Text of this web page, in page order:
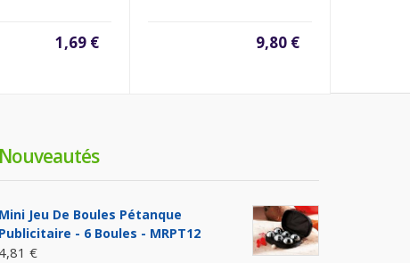
1,69 € 9,80 €
Nouveautés
Mini Jeu De Boules Pétanque
Publicitaire - 6 Boules - MRPT12
4,81 €